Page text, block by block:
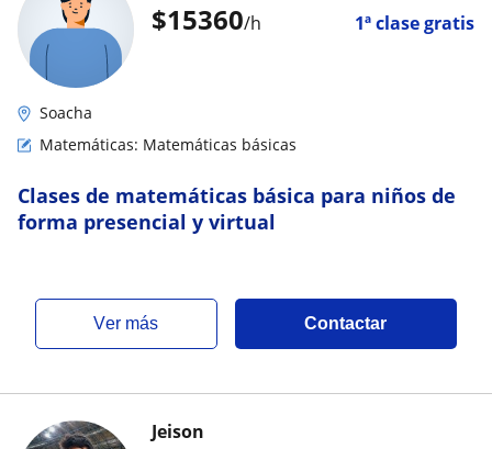
$15360/h 1ª clase gratis
Soacha
Matemáticas: Matemáticas básicas
Clases de matemáticas básica para niños de
forma presencial y virtual
ver más Contactar
Jeison